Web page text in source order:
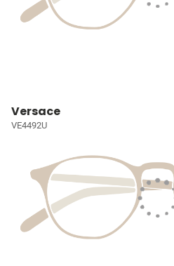
Versace
VE4492U